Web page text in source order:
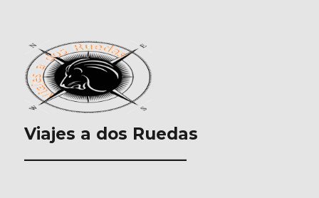
Viajes a dos Ruedas
___________________